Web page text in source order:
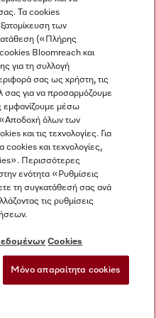
Τα cookies
των
(«Πλήρης
Bloomreach και
για τη συλλογή
σας ως χρήστη, τις
σας για να προσαρμόζουμε
εμφανίζουμε μέσω
«Αποδοχή όλων των
και τις τεχνολογίες. Για
cookies και τεχνολογίες,
Περισσότερες
ενότητα «Ρυθμίσεις
τη συγκατάθεσή σας ανά
τις ρυθμίσεις
Cookies
Μόνο απαραίτητα cookies